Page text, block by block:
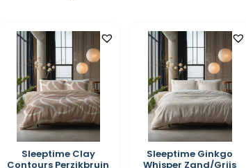
Sleeptime Clay
Contours Perzikbruin
Sleeptime Ginkgo
Whisper Zand/Grijs